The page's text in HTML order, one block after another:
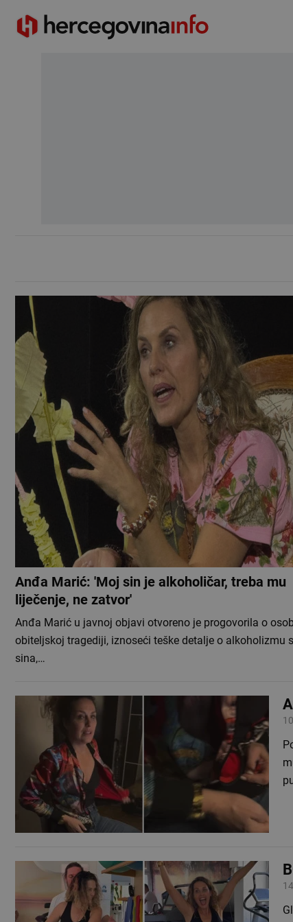
Anđa Marić: 'Moj sin je alkoholičar, treba mu
liječenje, ne zatvor'
Anđa Marić u javnoj objavi otvoreno je progovorila o
obiteljskoj tragediji, iznoseći teške detalje o alkoholizmu
sina,…